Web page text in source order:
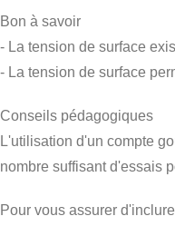
Bon à savoir
- La tension de surface
- La tension de surface
Conseils pédagogiques
L'utilisation d'un compte
nombre suffisant d'essais
Pour vous assurer